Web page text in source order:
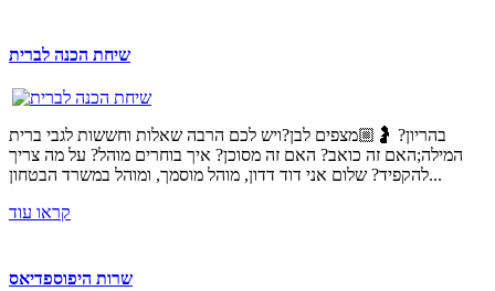
שיחת הכנה לברית
בהריון? 🤰🏼מצפים לבן?ויש לכם הרבה שאלות וחששות לגבי ברית
המילה;האם זה כואב? האם זה מסוכן? איך בוחרים מוהל? על מה צריך
להקפיד? שלום אני דוד דדון, מוהל מוסמך, ומוהל במשרד הבטחון...
קראו עוד
שרות היפוספדיאס